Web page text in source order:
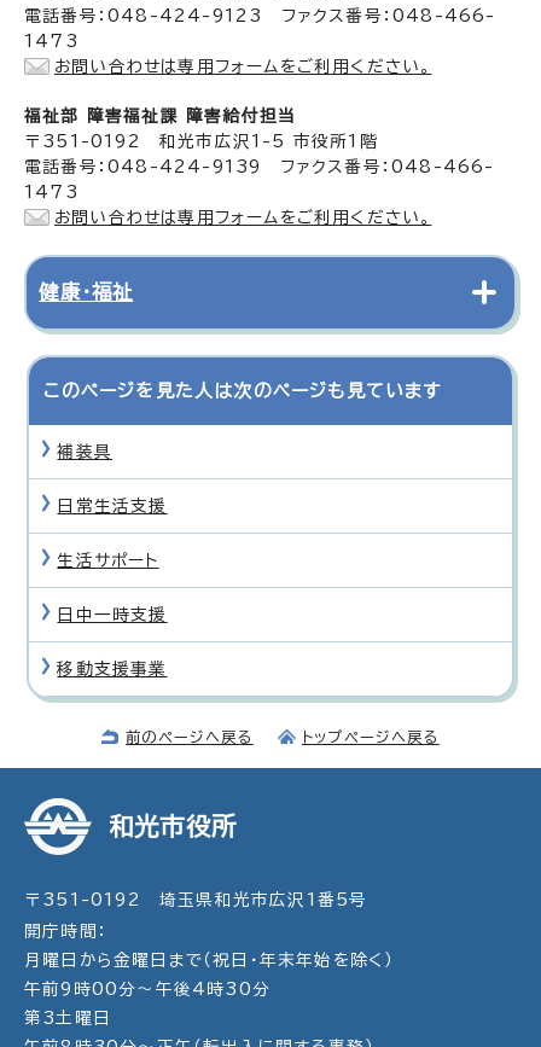
電話番号：048-424-9123 ファクス番号：048-466-
1473
お問い合わせは専用フォームをご利用ください。
福祉部 障害福祉課 障害給付担当
〒351-0192 和光市広沢1-5 市役所1階
電話番号：048-424-9139 ファクス番号：048-466-
1473
お問い合わせは専用フォームをご利用ください。
健康・福祉
このページを見た人は次のページも見ています
補装具
日常生活支援
生活サポート
日中一時支援
移動支援事業
前のページへ戻る トップページへ戻る
和光市役所
〒351-0192 埼玉県和光市広沢1番5号
開庁時間：
月曜日から金曜日まで（祝日・年末年始を除く）
午前9時00分～午後4時30分
第3土曜日